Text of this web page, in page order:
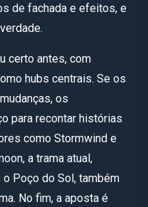
de fachada e efeitos, e
certo antes, com
hubs centrais. Se os
os
para recontar histórias
como Stormwind e
a trama atual,
o Poço do Sol, também
No fim, a aposta é